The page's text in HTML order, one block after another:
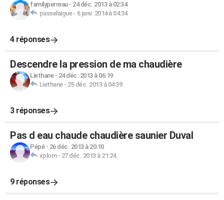
familyperreau- 24 déc. 2013 à 02:34
passelaigue- 6 janv. 2014 à 04:34
4 réponses
Descendre la pression de ma chaudière
Liethane- 24 déc. 2013 à 06:19
Liethane- 25 déc. 2013 à 04:39
3 réponses
Pas d eau chaude chaudière saunier Duval
Pépé- 26 déc. 2013 à 20:10
xplom- 27 déc. 2013 à 21:24
9 réponses